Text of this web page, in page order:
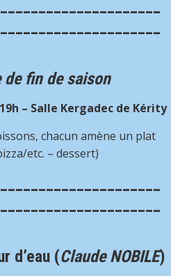
fin de saison
– Salle Kergadec de Kérity
chacun amène un plat
etc. – dessert)
d’eau (Claude NOBILE)